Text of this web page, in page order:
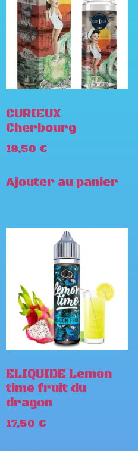
CURIEUX
Cherbourg
19,50 €
Ajouter au panier
ELIQUIDE Lemon
time fruit du
dragon
17,50 €